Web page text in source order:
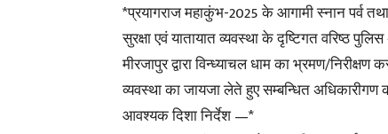
*प्रयागराज महाकुंभ-2025 के आगामी स्नान पर्व
सुरक्षा एवं यातायात व्यवस्था के दृष्टिगत वरिष्ठ
मीरजापुर द्वारा विन्ध्याचल धाम का भ्रमण/निरीक्षण
व्यवस्था का जायजा लेते हुए सम्बन्धित अधिकारीगण
आवश्यक दिशा निर्देश —*